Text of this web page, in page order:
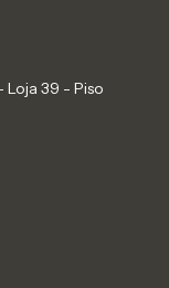
Loja 39 - Piso